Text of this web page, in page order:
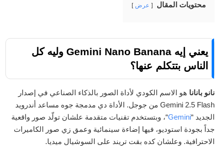
محتويات المقال عرض
يعني إيه Gemini Nano Banana وليه كل
الناس بتتكلم عنها؟
نانو بانانا هو الاسم الكودي لأداة الصور بالذكاء الصناعي في إصدار
Gemini 2.5 Flash من جوجل. الأداة دي مدمجة جوه مساعد أندرويد
الجديد “Gemini“، وبتستخدم تقنيات متقدمة علشان تولّد صور واقعية
جداً بجودة استوديو، فيها إضاءة سينمائية وعمق زي صور الكاميرات
الاحترافية. وعلشان كده بقت تريند على السوشيال ميديا.